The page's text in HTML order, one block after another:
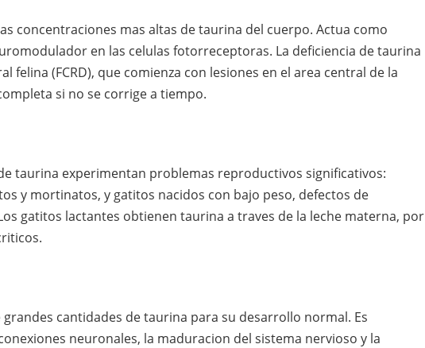
concentraciones mas altas de taurina del cuerpo. Actua como
en las celulas fotorreceptoras. La deficiencia de taurina
felina (FCRD), que comienza con lesiones en el area central de la
si no se corrige a tiempo.
taurina experimentan problemas reproductivos significativos:
y mortinatos, y gatitos nacidos con bajo peso, defectos de
gatitos lactantes obtienen taurina a traves de la leche materna, por
cantidades de taurina para su desarrollo normal. Es
neuronales, la maduracion del sistema nervioso y la